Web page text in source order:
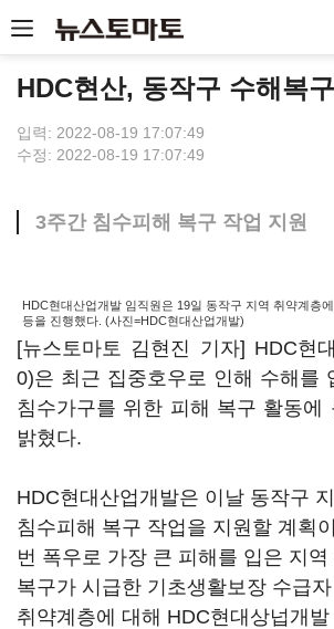
HDC현산, 동작구 수해복
입력: 2022-08-19 17:07:49
수정: 2022-08-19 17:07:49
3주간 침수피해 복구 작업 지원
HDC현대산업개발 임직원은 19일 동작구 지역 취약계층
등을 진행했다. (사진=HDC현대산업개발)
[뉴스토마토 김현진 기자] HDC현
0)은 최근 집중호우로 인해 수해를
침수가구를 위한 피해 복구 활동에
밝혔다.
HDC현대산업개발은 이날 동작구
침수피해 복구 작업을 지원할 계획
번 폭우로 가장 큰 피해를 입은 지역
복구가 시급한 기초생활보장 수급
취약계층에 대해 HDC현대상넙개